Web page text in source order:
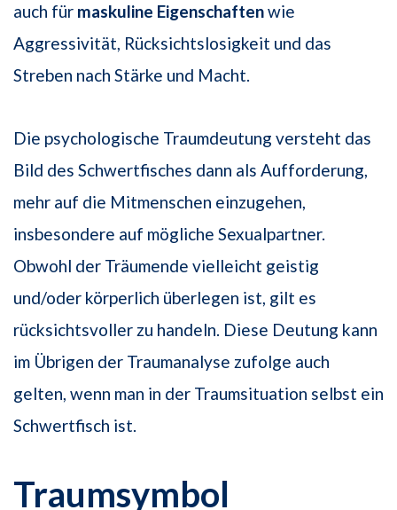
auch für maskuline Eigenschaftenwie
Aggressivität, Rücksichtslosigkeit und das
Streben nach Stärke und Macht.
Die psychologische Traumdeutung versteht das
Bild des Schwertfisches dann als Aufforderung,
mehr auf die Mitmenschen einzugehen,
insbesondere auf mögliche Sexualpartner.
Obwohl der Träumende vielleicht geistig
und/oder körperlich überlegen ist, gilt es
rücksichtsvoller zu handeln. Diese Deutung kann
im Übrigen der Traumanalyse zufolge auch
gelten, wenn man in der Traumsituation selbst ein
Schwertfisch ist.
Traumsymbol